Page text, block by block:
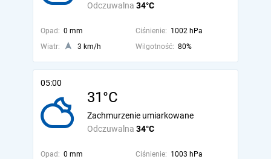
Odczuwalna 34°C
Opad: 0 mm Ciśnienie: 1002 hPa
Wiatr:
3 km/h Wilgotność: 80%
05:00
31°C
Odczuwalna 34°C
Zachmurzenie umiarkowane
Opad: 0 mm Ciśnienie: 1003 hPa